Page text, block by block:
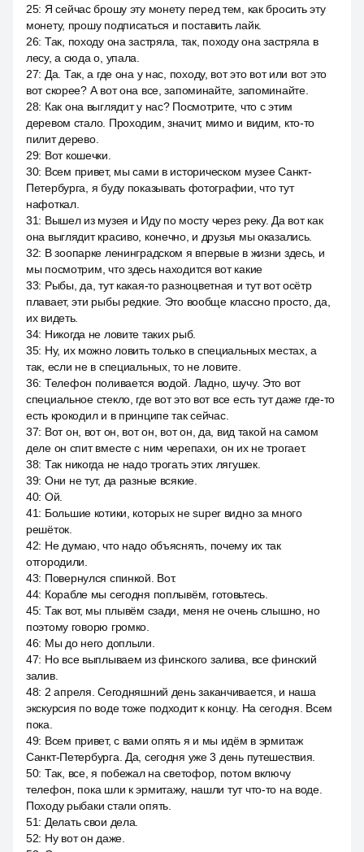
25: Я сейчас брошу эту монету перед тем, как бросить эту
монету, прошу подписаться и поставить лайк.
26: Так, походу она застряла, так, походу она застряла в
лесу, а сюда о, упала.
27: Да. Так, а где она у нас, походу, вот это вот или вот это
вот скорее? А вот она все, запоминайте, запоминайте.
28: Как она выглядит у нас? Посмотрите, что с этим
деревом стало. Проходим, значит, мимо и видим, кто-то
пилит дерево.
29: Вот кошечки.
30: Всем привет, мы сами в историческом музее Санкт-
Петербурга, я буду показывать фотографии, что тут
нафоткал.
31: Вышел из музея и Иду по мосту через реку. Да вот как
она выглядит красиво, конечно, и друзья мы оказались.
32: В зоопарке ленинградском я впервые в жизни здесь, и
мы посмотрим, что здесь находится вот какие
33: Рыбы, да, тут какая-то разноцветная и тут вот осётр
плавает, эти рыбы редкие. Это вообще классно просто, да,
их видеть.
34: Никогда не ловите таких рыб.
35: Ну, их можно ловить только в специальных местах, а
так, если не в специальных, то не ловите.
36: Телефон поливается водой. Ладно, шучу. Это вот
специальное стекло, где вот это вот все есть тут даже где-то
есть крокодил и в принципе так сейчас.
37: Вот он, вот он, вот он, вот он, да, вид такой на самом
деле он спит вместе с ним черепахи, он их не трогает.
38: Так никогда не надо трогать этих лягушек.
39: Они не тут, да разные всякие.
40: Ой.
41: Большие котики, которых не super видно за много
решёток.
42: Не думаю, что надо объяснять, почему их так
отгородили.
43: Повернулся спинкой. Вот.
44: Корабле мы сегодня поплывём, готовьтесь.
45: Так вот, мы плывём сзади, меня не очень слышно, но
поэтому говорю громко.
46: Мы до него доплыли.
47: Но все выплываем из финского залива, все финский
залив.
48: 2 апреля. Сегодняшний день заканчивается, и наша
экскурсия по воде тоже подходит к концу. На сегодня. Всем
пока.
49: Всем привет, с вами опять я и мы идём в эрмитаж
Санкт-Петербурга. Да, сегодня уже 3 день путешествия.
50: Так, все, я побежал на светофор, потом включу
телефон, пока шли к эрмитажу, нашли тут что-то на воде.
Походу рыбаки стали опять.
51: Делать свои дела.
52: Ну вот он даже.